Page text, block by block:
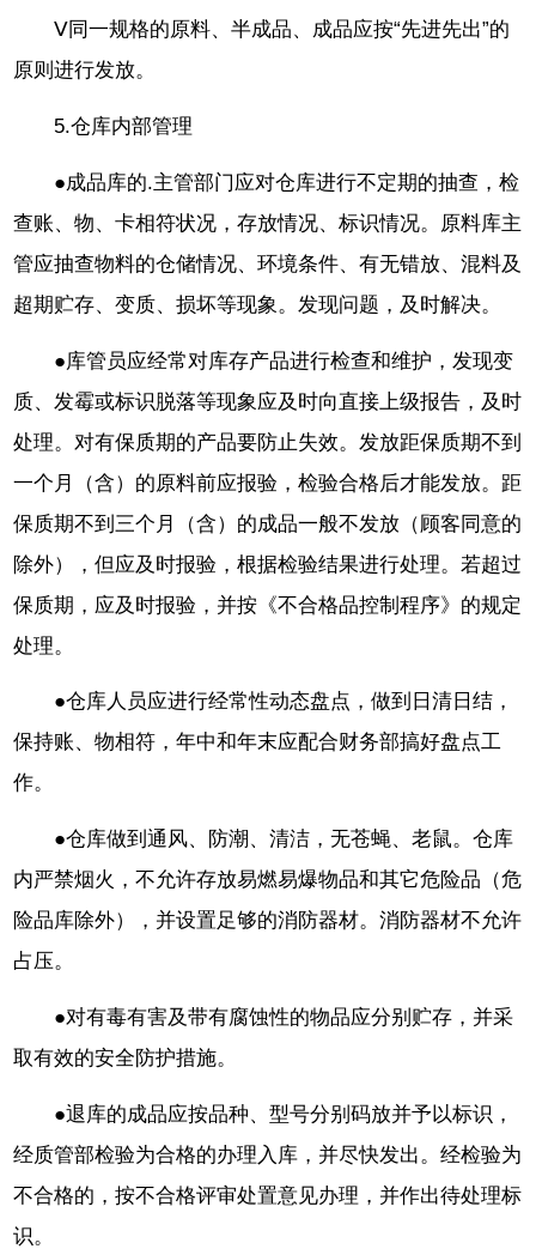
Ⅴ同一规格的原料、半成品、成品应按“先进先出”的
原则进行发放。
5.仓库内部管理
●成品库的.主管部门应对仓库进行不定期的抽查，检
查账、物、卡相符状况，存放情况、标识情况。原料库主
管应抽查物料的仓储情况、环境条件、有无错放、混料及
超期贮存、变质、损坏等现象。发现问题，及时解决。
●库管员应经常对库存产品进行检查和维护，发现变
质、发霉或标识脱落等现象应及时向直接上级报告，及时
处理。对有保质期的产品要防止失效。发放距保质期不到
一个月（含）的原料前应报验，检验合格后才能发放。距
保质期不到三个月（含）的成品一般不发放（顾客同意的
除外），但应及时报验，根据检验结果进行处理。若超过
保质期，应及时报验，并按《不合格品控制程序》的规定
处理。
●仓库人员应进行经常性动态盘点，做到日清日结，
保持账、物相符，年中和年末应配合财务部搞好盘点工
作。
●仓库做到通风、防潮、清洁，无苍蝇、老鼠。仓库
内严禁烟火，不允许存放易燃易爆物品和其它危险品（危
险品库除外），并设置足够的消防器材。消防器材不允许
占压。
●对有毒有害及带有腐蚀性的物品应分别贮存，并采
取有效的安全防护措施。
●退库的成品应按品种、型号分别码放并予以标识，
经质管部检验为合格的办理入库，并尽快发出。经检验为
不合格的，按不合格评审处置意见办理，并作出待处理标
识。